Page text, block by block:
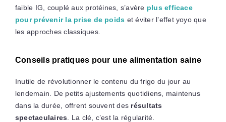
faible IG, couplé aux protéines, s’avère plus efficace
pour prévenir la prise de poids et éviter l’effet yoyo que
les approches classiques.
Conseils pratiques pour une alimentation saine
Inutile de révolutionner le contenu du frigo du jour au
lendemain. De petits ajustements quotidiens, maintenus
dans la durée, offrent souvent des résultats
spectaculaires . La clé, c’est la régularité.